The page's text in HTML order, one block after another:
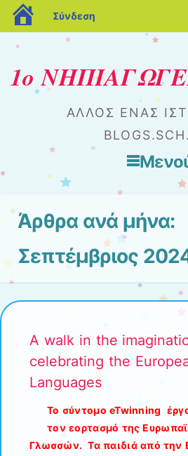
blogs.sch.gr
Σύνδεση
1ο
ΆΛΛΟΣ ΈΝΑΣ
Μετάβαση στο περιεχόμενο
Άρθρα ανά μήνα:
Σεπτέμβριος
A walk in the
celebrating the
Languages
Το σύντομο eTwinning
τον εορτασμό της
Γλωσσών. Τα παιδιά από την